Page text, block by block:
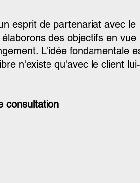
esprit de partenariat avec le
des objectifs en vue
L'idée fondamentale
n'existe qu'avec le client lui-
consultation